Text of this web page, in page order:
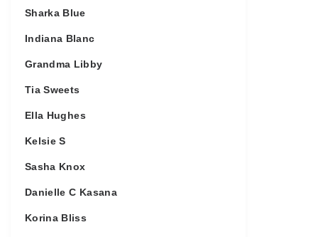
Sharka Blue
Indiana Blanc
Grandma Libby
Tia Sweets
Ella Hughes
Kelsie S
Sasha Knox
Danielle C Kasana
Korina Bliss